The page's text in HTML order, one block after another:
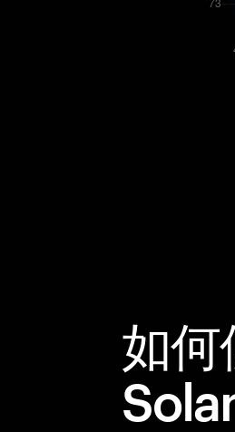
如何